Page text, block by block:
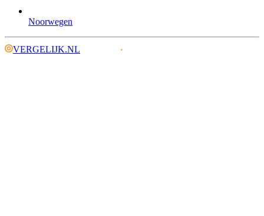
Noorwegen
VERGELIJK.NL